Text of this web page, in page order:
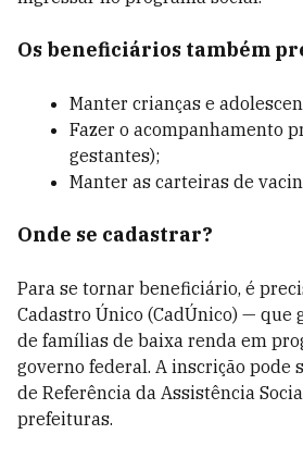
Os beneficiários também
Manter crianças e
Fazer o acompanhamento
gestantes);
Manter as carteiras de
Onde se cadastrar?
Para se tornar beneficiário, é
Cadastro Único (CadÚnico) — que
de famílias de baixa renda em
governo federal. A inscrição pode
de Referência da Assistência
prefeituras.